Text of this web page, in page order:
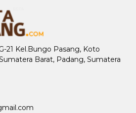
21 Kel.Bungo Pasang, Koto
Barat, Padang, Sumatera